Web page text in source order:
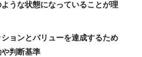
うな状態になっていることが理
ョンとバリューを達成するため
判断基準